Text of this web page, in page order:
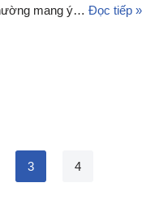
mang ý… Đọc tiếp »
3 4